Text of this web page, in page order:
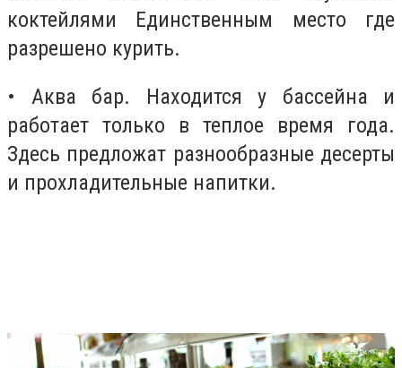
коктейлями Единственным место где
разрешено курить.
• Аква бар. Находится у бассейна и
работает только в теплое время года.
Здесь предложат разнообразные десерты
и прохладительные напитки.